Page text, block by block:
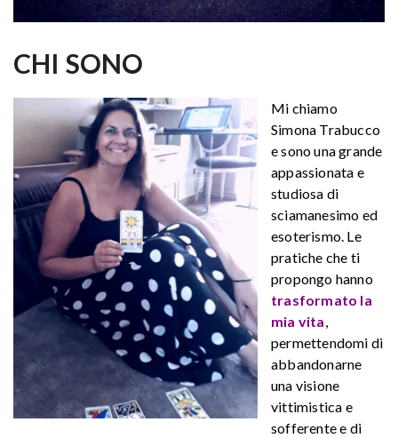
CHI SONO
Mi chiamo
Simona Trabucco
e sono una grande
appassionata e
studiosa di
sciamanesimo ed
esoterismo. Le
pratiche che ti
propongo hanno
trasformato la
mia vita,
permettendomi di
abbandonarne
una visione
vittimistica e
sofferente e di